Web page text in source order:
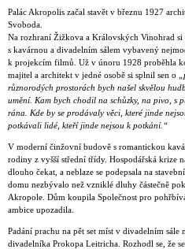
Palác Akropolis začal stavět v březnu 1927
Svoboda.
Na rozhraní Žižkova a Královských Vinohrad
s kavárnou a divadelním sálem vybavený
k projekcím filmů. Už v únoru 1928 proběhla
majitel a architekt v jedné osobě si splnil sen o
různorodých prostorách bych našel skvělou
umění. Kam bych chodil na schůzky, na pivo, s
rána. Kde by se prodávaly věci, které jinde
potkávali lidé, kteří jinde nejsou k potkání.“
V moderní činžovní budově s romantickou
rodiny z vyšší střední třídy. Hospodářská krize
dlouho čekat, a neblaze se podepsala na
domu nezbývalo než vzniklé dluhy částečně
Akropole. Dům koupila Společnost pro
ambice upozadila.
Padání prachu na pět set míst v divadelním sále
divadelníka Prokopa Leitricha. Rozhodl se, že